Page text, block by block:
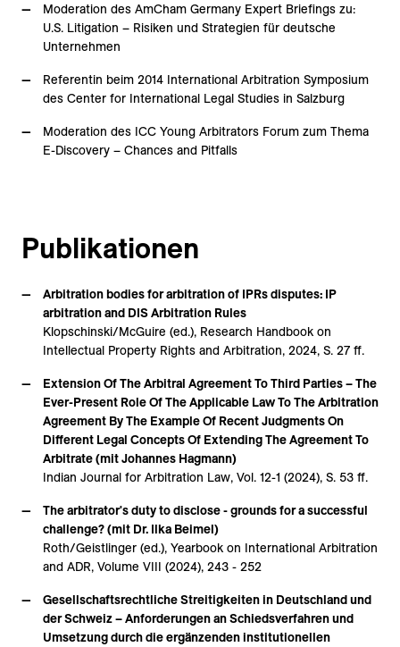
Moderation des AmCham Germany Expert Briefings zu:
U.S. Litigation – Risiken und Strategien für deutsche
Unternehmen
Referentin beim 2014 International Arbitration Symposium
des Center for International Legal Studies in Salzburg
Moderation des ICC Young Arbitrators Forum zum Thema
E-Discovery – Chances and Pitfalls
Publikationen
Arbitration bodies for arbitration of IPRs disputes: IP
arbitration and DIS Arbitration Rules
Klopschinski/McGuire (ed.), Research Handbook on
Intellectual Property Rights and Arbitration, 2024, S. 27 ff.
Extension Of The Arbitral Agreement To Third Parties – The
Ever-Present Role Of The Applicable Law To The Arbitration
Agreement By The Example Of Recent Judgments On
Different Legal Concepts Of Extending The Agreement To
Arbitrate (mit Johannes Hagmann)
Indian Journal for Arbitration Law, Vol. 12-1 (2024), S. 53 ff.
The arbitrator's duty to disclose - grounds for a successful
challenge? (mit Dr. Ilka Beimel)
Roth/Geistlinger (ed.), Yearbook on International Arbitration
and ADR, Volume VIII (2024), 243 - 252
Gesellschaftsrechtliche Streitigkeiten in Deutschland und
der Schweiz – Anforderungen an Schiedsverfahren und
Umsetzung durch die ergänzenden institutionellen